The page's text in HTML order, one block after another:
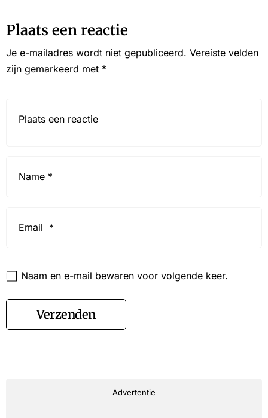
Plaats een reactie
Je e-mailadres wordt niet gepubliceerd. Vereiste velden
zijn gemarkeerd met *
Naam en e-mail bewaren voor volgende keer.
Verzenden
Advertentie